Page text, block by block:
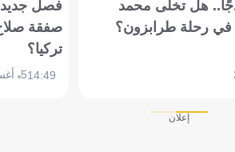
هل تخلى محمد
رحلة طرابزون؟
فصل جديد
صفقة
تركيا؟
14:495 أغسطس 2026
إعلان